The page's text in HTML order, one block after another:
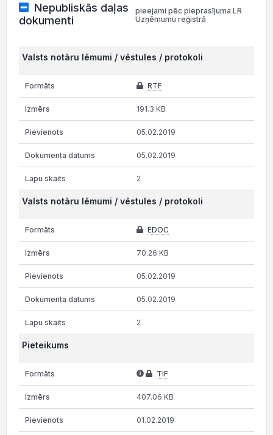
Nepubliskās daļas
dokumenti
pieejami pēc pieprasījuma LR
Uzņēmumu reģistrā
Valsts notāru lēmumi / vēstules / protokoli
RTF
191.3 KB
05.02.2019
05.02.2019
2
Valsts notāru lēmumi / vēstules / protokoli
EDOC
70.26 KB
05.02.2019
05.02.2019
2
Pieteikums
TIF
407.06 KB
01.02.2019